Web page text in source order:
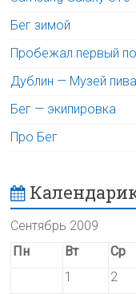
Бег зимой
Пробежал первый
Дублин — Музей пива
Бег — экипировка
Про Бег
Сентябрь 2009
Пн
Вт Ср
1
2